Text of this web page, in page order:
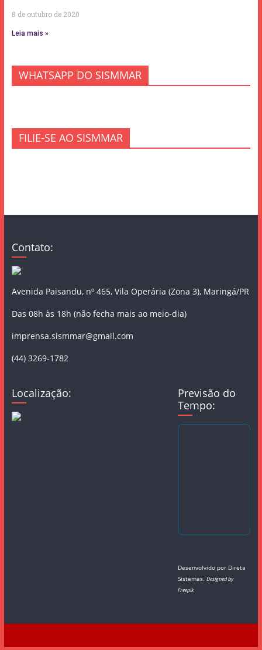
8 de outubro de 2020
Leia mais »
WHATSAPP DO SISMMAR
FILIE-SE AO SISMMAR
Contato:
Avenida Paisandu, nº 465, Vila Operária (Zona 3), Maringá/PR
Das 08h às 18h (não fecha mais ao meio-dia)
imprensa.sismmar@gmail.com
(44) 3269-1782
Localização:
Previsão do
Tempo:
Desenvolvido por Direta
Sistemas.Designed by
Freepik